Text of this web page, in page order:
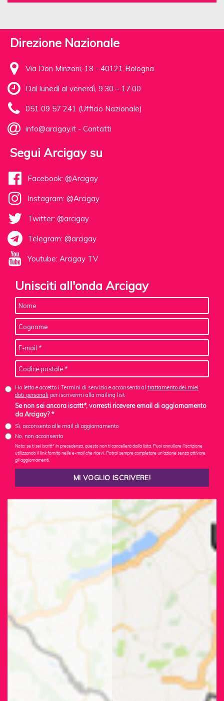
Direzione Nazionale
Via Don Minzoni, 18 - 40121 Bologna
Dal lunedì al venerdì, 9.30 – 17.00
051 09 57 241 (Ufficio Nazionale)
info@arcigay.it - Contatti
Segui Arcigay su
Facebook: @Arcigay
Instagram: @Arcigay
Twitter: @arcigay
Telegram: @arcigay
Youtube: Arcigay TV
Unisciti all'onda Arcigay
Ho letto e accetto i Termini di servizio e acconsento al trattamento dei miei
dati personali per iscrivermi alla mailing list
Se non sei ancora iscritt*, vorresti ricevere email di aggiornamento
da Arcigay? *
Sì, acconsento alle mail di aggiornamento
No, non acconsento
Nota: se ti sei iscritt* in precedenza, questo non ti cancellerà dalla lista. Puoi annullare l'iscrizione
utilizzando il link fornito nelle e-mail che ricevi. Potrai sempre completare un'azione senza attivare
gli aggiornamenti.